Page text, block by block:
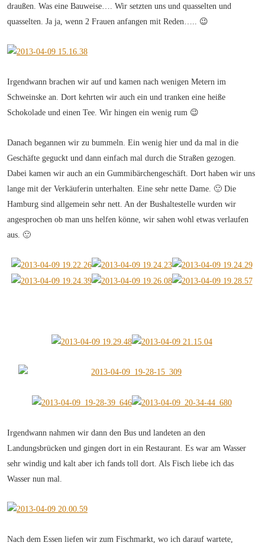
draußen. Was eine Bauweise…. Wir setzten uns und quasselten und
quasselten. Ja ja, wenn 2 Frauen anfangen mit Reden….. 😉
Irgendwann brachen wir auf und kamen nach wenigen Metern im
Schweinske an. Dort kehrten wir auch ein und tranken eine heiße
Schokolade und einen Tee. Wir hingen ein wenig rum 😉
Danach begannen wir zu bummeln. Ein wenig hier und da mal in die
Geschäfte geguckt und dann einfach mal durch die Straßen gezogen.
Dabei kamen wir auch an ein Gummibärchengeschäft. Dort haben wir uns
lange mit der Verkäuferin unterhalten. Eine sehr nette Dame. 🙂 Die
Hamburg sind allgemein sehr nett. An der Bushaltestelle wurden wir
angesprochen ob man uns helfen könne, wir sahen wohl etwas verlaufen
aus. 🙂
Irgendwann nahmen wir dann den Bus und landeten an den
Landungsbrücken und gingen dort in ein Restaurant. Es war am Wasser
sehr windig und kalt aber ich fands toll dort. Als Fisch liebe ich das
Wasser nun mal.
Nach dem Essen liefen wir zum Fischmarkt, wo ich darauf wartete,